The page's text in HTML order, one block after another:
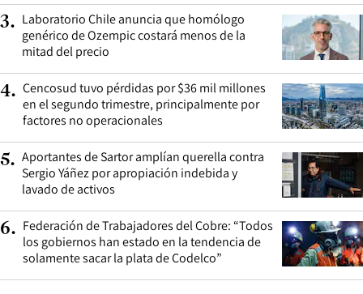
3. Laboratorio Chile anuncia que homólogo
genérico de Ozempic costará menos de la
mitad del precio
4. Cencosud tuvo pérdidas por $36 mil millones
en el segundo trimestre, principalmente por
factores no operacionales
5. Aportantes de Sartor amplían querella contra
Sergio Yáñez por apropiación indebida y
lavado de activos
6. Federación de Trabajadores del Cobre: “Todos
los gobiernos han estado en la tendencia de
solamente sacar la plata de Codelco”